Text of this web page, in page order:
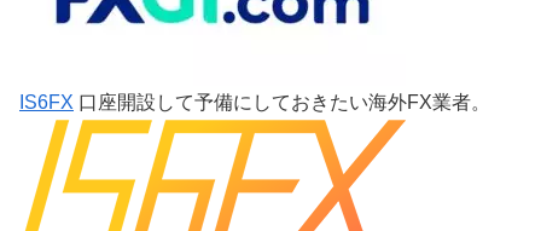
IS6FX 口座開設して予備にしておきたい海外FX業者。